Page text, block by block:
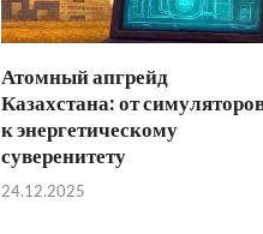
Атомный апгрейд
Казахстана: от
к энергетическому
суверенитету
24.12.2025